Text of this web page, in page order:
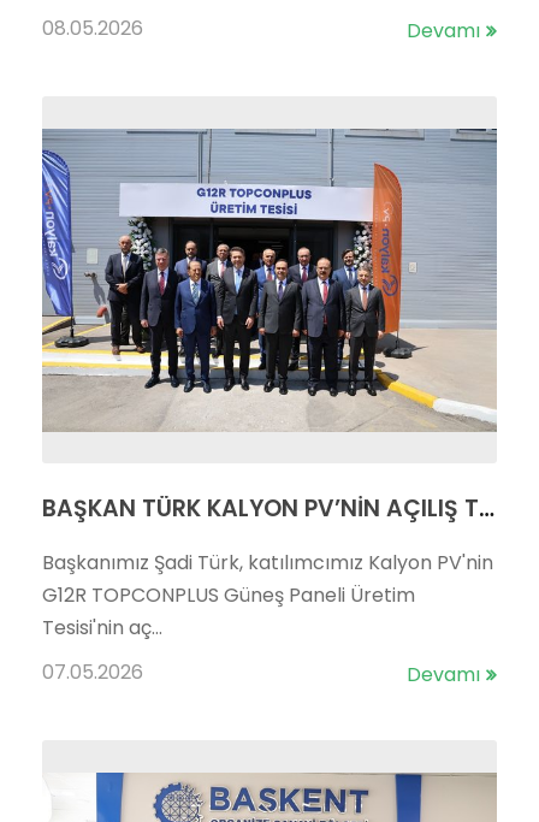
08.05.2026
Devamı
BAŞKAN TÜRK KALYON PV’NİN AÇILIŞ TÖRENİNE KATILDI
Başkanımız Şadi Türk, katılımcımız Kalyon PV'nin
G12R TOPCONPLUS Güneş Paneli Üretim
Tesisi'nin aç...
07.05.2026
Devamı